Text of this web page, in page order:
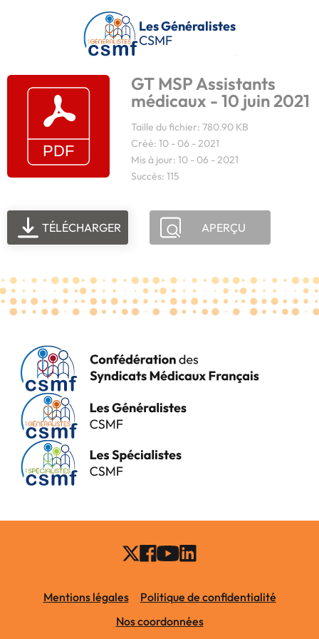
Passer au contenu principal
Les Généralistes
CSMF
GT MSP Assistants
médicaux - 10 juin 2021
Taille du fichier: 780.90 KB
Créé: 10 - 06 - 2021
Mis à jour: 10 - 06 - 2021
Succès: 115
TÉLÉCHARGER APERÇU
Mentions légales
Politique de confidentialité
Nos coordonnées